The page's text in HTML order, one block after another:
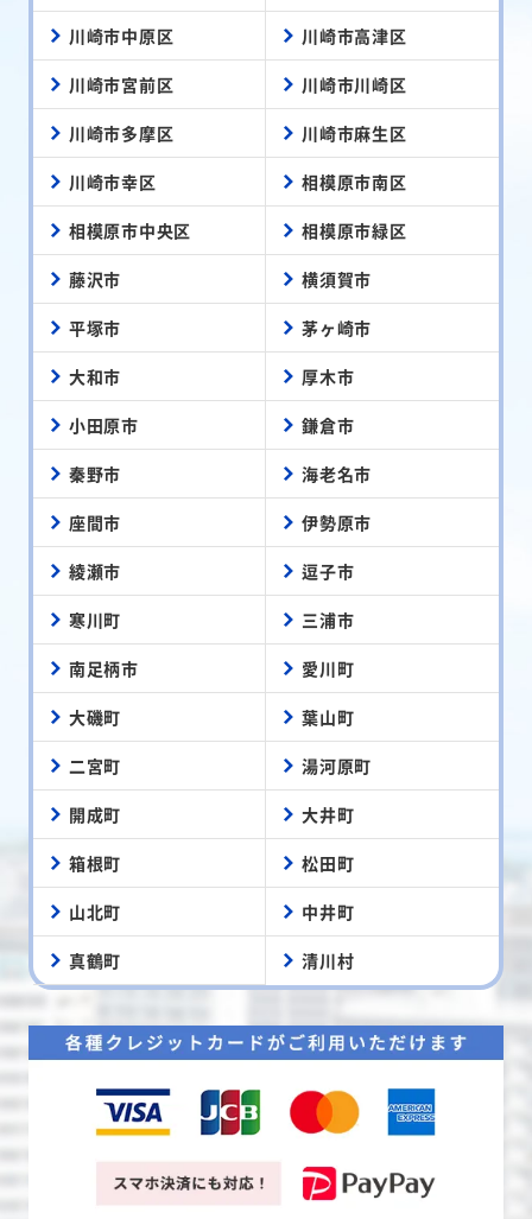
川崎市中原区 川崎市高津区
川崎市宮前区 川崎市川崎区
川崎市多摩区 川崎市麻生区
川崎市幸区 相模原市南区
相模原市中央区 相模原市緑区
藤沢市 横須賀市
平塚市 茅ヶ崎市
大和市 厚木市
小田原市 鎌倉市
秦野市 海老名市
座間市 伊勢原市
綾瀬市 逗子市
寒川町 三浦市
南足柄市 愛川町
大磯町 葉山町
二宮町 湯河原町
開成町 大井町
箱根町 松田町
山北町 中井町
真鶴町 清川村